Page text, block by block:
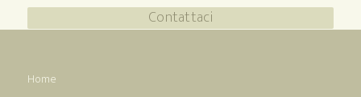
Contattaci
Home